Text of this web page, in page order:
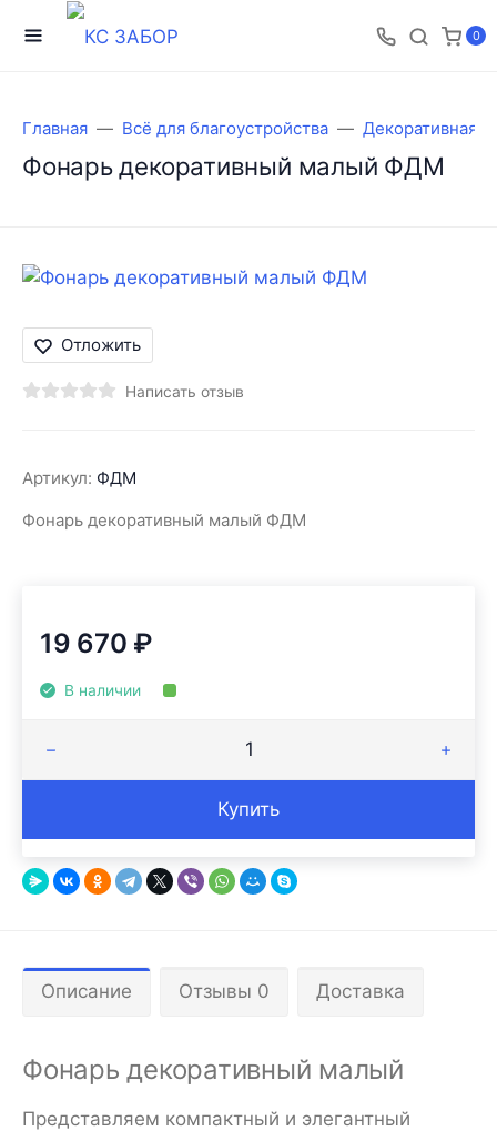
0
Главная Всё для благоустройства Декоративная
Фонарь декоративный малый ФДМ
Отложить
Написать отзыв
Артикул: ФДМ
Фонарь декоративный малый ФДМ
19 670 ₽
В наличии
Купить
Описание Отзывы 0 Доставка
Фонарь декоративный малый
Представляем компактный и элегантный